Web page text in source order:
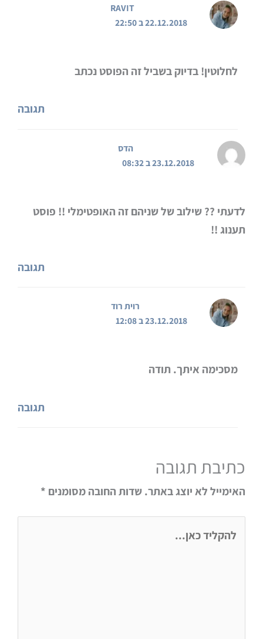
RAVIT
22.12.2018 ב 22:50
לחלוטין! בדיוק בשביל זה הפוסט נכתב
תגובה
הדס
23.12.2018 ב 08:32
לדעתי ?? שילוב של שניהם זה האופטימלי !! פוסט
תענוג !!
תגובה
רוית רוד
23.12.2018 ב 12:08
מסכימה איתך. תודה
תגובה
כתיבת תגובה
האימייל לא יוצג באתר. שדות החובה מסומנים *
כאן...